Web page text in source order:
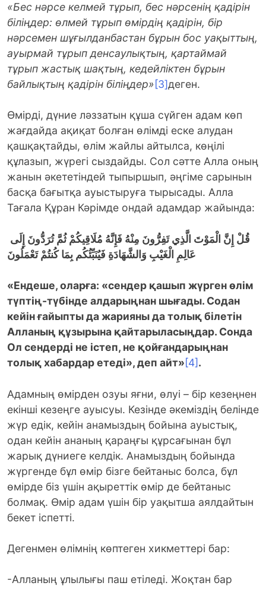
«Бес нәрсе келмей тұрып, бес нәрсенің қадірін
біліңдер: өлмей тұрып өмірдің қадірін, бір
нәрсемен шұғылданбастан бұрын бос уақыттың,
ауырмай тұрып денсаулықтың, қартаймай
тұрып жастық шақтың, кедейліктен бұрын
байлықтың қадірін біліңдер» [3]деген.
Өмірді, дүние ләззатын құша сүйген адам көп
жағдайда ақиқат болған өлімді еске алудан
қашқақтайды, өлім жайлы айтылса, көңілі
құлазып, жүрегі сыздайды. Сол сәтте Алла оның
жанын әкететіндей тыпыршып, әңгіме сарынын
басқа бағытқа ауыстыруға тырысады. Алла
Тағала Құран Кәрімде ондай адамдар жайында:
قُلْ إِنَّ الْمَوْتَ الَّذِي تَفِرُّونَ مِنْهُ فَإِنَّهُ مُلَاقِيكُمْ ثُمَّ تُرَدُّونَ إِلَى
«Ендеше,оларға: «сендер қашып жүргенөлім
түптің-түбінде алдарыңнан шығады. Содан
кейін ғайыпты да жарияны да толық білетін
Алланың құзырына қайтарыласыңдар. Сонда
Ол сендерді не істеп, не қойғандарыңнан
толық хабардар етеді», деп айт»[4].
Адамның өмірден озуы яғни, өлуі – бір кезеңнен
екінші кезеңге ауысуы. Кезінде әкеміздің белінде
жүр едік, кейін анамыздың бойына ауыстық,
одан кейін ананың қараңғы құрсағынан бұл
жарық дүниеге келдік. Анамыздың бойында
жүргенде бұл өмір бізге бейтаныс болса, бұл
өмірде біз үшін ақыреттік өмір де бейтаныс
болмақ. Өмір адам үшін бір уақытша аялдайтын
бекет іспетті.
Дегенмен өлімнің көптеген хикметтері бар:
-Алланың ұлылығы паш етіледі. Жоқтан бар